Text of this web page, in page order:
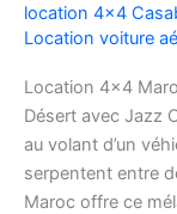
location 4x4
Location voiture
Location 4×4
Désert avec Jazz
au volant d’un
serpentent entre
Maroc offre ce